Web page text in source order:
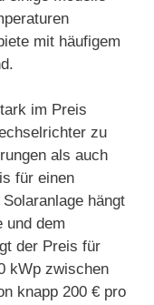
mit häufigem
im Preis
zu
als auch
für einen
hängt
und dem
der Preis für
kWp zwischen
knapp 200 € pro